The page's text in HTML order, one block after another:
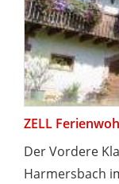
ZELL
Der Vordere
Harmersbach